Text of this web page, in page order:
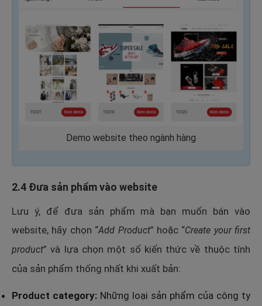
Demo website theo ngành hàng
2.4 Đưa sản phẩm vào website
Lưu ý, để đưa sản phẩm mà bạn muốn bán vào
website, hãy chọn “Add Product” hoặc “Create your first
product” và lựa chọn một số kiến thức về thuộc tính
của sản phẩm thống nhất khi xuất bản:
Product category: Những loại sản phẩm của công ty